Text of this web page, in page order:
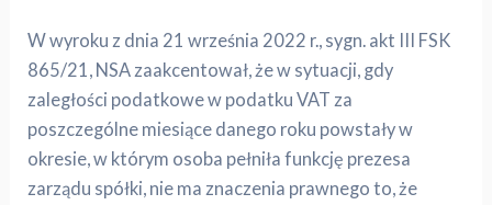
W wyroku z dnia 21 września 2022 r., sygn. akt III FSK
865/21, NSA zaakcentował, że w sytuacji, gdy
zaległości podatkowe w podatku VAT za
poszczególne miesiące danego roku powstały w
okresie, w którym osoba pełniła funkcję prezesa
zarządu spółki, nie ma znaczenia prawnego to, że